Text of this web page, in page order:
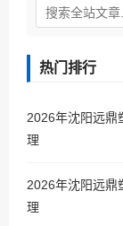
热门排行
2026年沈阳远鼎
理
2026年沈阳远鼎
理